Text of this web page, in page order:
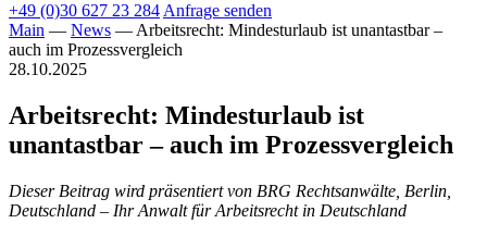
+49 (0)30 627 23 284 Anfrage senden
Main — News — Arbeitsrecht: Mindesturlaub ist unantastbar –
auch im Prozessvergleich
28.10.2025
Arbeitsrecht: Mindesturlaub ist
unantastbar – auch im Prozessvergleich
Dieser Beitrag wird präsentiert von BRG Rechtsanwälte, Berlin,
Deutschland – Ihr Anwalt für Arbeitsrecht in Deutschland